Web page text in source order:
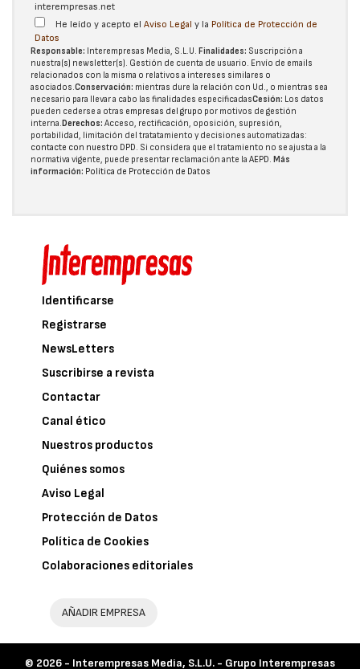
interempresas.net
He leído y acepto el Aviso Legal y la Política de Protección de
Datos
Responsable: Interempresas Media, S.L.U. Finalidades: Suscripción a
nuestra(s) newsletter(s). Gestión de cuenta de usuario. Envío de emails
relacionados con la misma o relativos a intereses similares o
asociados.Conservación: mientras dure la relación con Ud., o mientras sea
necesario para llevar a cabo las finalidades especificadasCesión: Los datos
pueden cederse a otras empresas del grupo por motivos de gestión
interna.Derechos: Acceso, rectificación, oposición, supresión,
portabilidad, limitación del tratatamiento y decisiones automatizadas:
contacte con nuestro DPD. Si considera que el tratamiento no se ajusta a la
normativa vigente, puede presentar reclamación ante la AEPD. Más
información: Política de Protección de Datos
Identificarse
Registrarse
NewsLetters
Suscribirse a revista
Contactar
Canal ético
Nuestros productos
Quiénes somos
Aviso Legal
Protección de Datos
Política de Cookies
Colaboraciones editoriales
AÑADIR EMPRESA
© 2026 - Interempresas Media, S.L.U. - Grupo Interempresas